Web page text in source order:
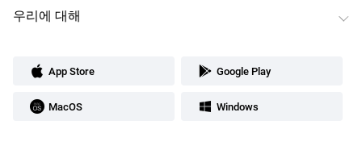
우리에 대해
App Store Google Play
MacOS Windows